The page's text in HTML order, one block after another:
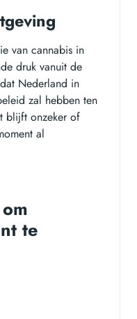
van cannabis in
druk vanuit de
Nederland in
zal hebben ten
blijft onzeker of
al
te